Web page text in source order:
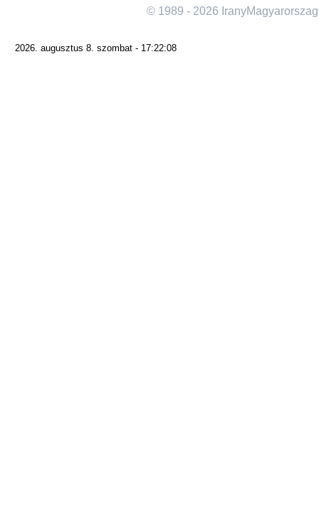
© 1989 - 2026
2026. augusztus 8. szombat - 17:22:08